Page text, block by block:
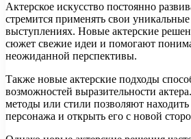
Актерское искусство постоянно
стремится применять свои
выступлениях. Новые актерские
сюжет свежие идеи и помогают
неожиданной перспективы.
Также новые актерские подходы
возможностей выразительности
методы или стили позволяют
персонажа и открыть его с новой